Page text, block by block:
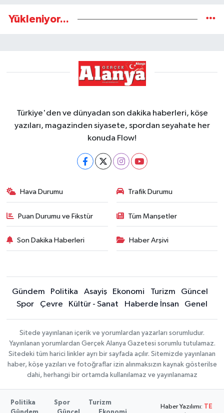
Yükleniyor...
Türkiye'den ve dünyadan son dakika haberleri, köşe
yazıları, magazinden siyasete, spordan seyahate her
konuda Flow!
Hava Durumu Trafik Durumu
Puan Durumu ve Fikstür Tüm Manşetler
Son Dakika Haberleri Haber Arşivi
Gündem Politika Asayiş Ekonomi Turizm
Güncel
Spor
Çevre Kültür - Sanat Haberde İnsan Genel
Sitede yayınlanan içerik ve yorumlardan yazarları sorumludur.
Yayınlanan yorumlardan Gerçek Alanya Gazetesi sorumlu tutulamaz.
Sitedeki tüm harici linkler ayrı bir sayfada açılır. Sitemizde yayınlanan
haber, köşe yazıları ve fotoğraflar izin alınmaksızın kaynak gösterilse
dahi, herhangi bir ortamda kullanılamaz ve yayınlanamaz
Politika Spor
Turizm
Haber Yazılımı: TE